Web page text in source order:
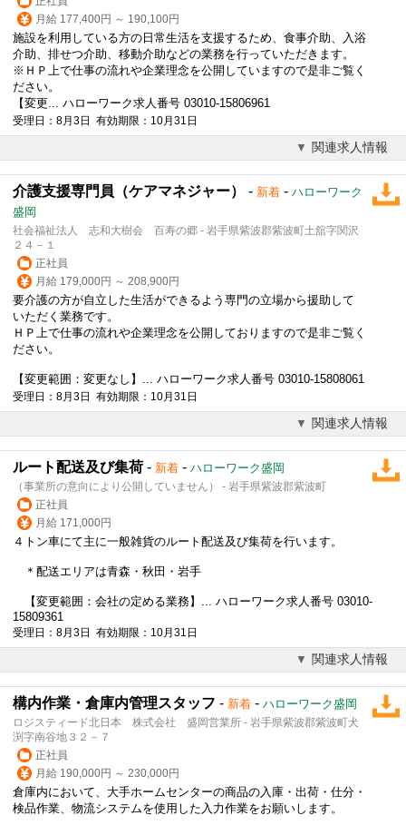
月給 177,400円 ～ 190,100円
施設を利用している方の日常生活を支援するため、食事介助、入浴
介助、排せつ介助、移動介助などの業務を行っていただきます。
※ＨＰ上で仕事の流れや企業理念を公開していますので是非ご覧く
ださい。
【変更... ハローワーク求人番号 03010-15806961
受理日：8月3日 有効期限：10月31日
関連求人情報
介護支援専門員（ケアマネジャー） - 新着 - ハローワーク
盛岡
社会福祉法人 志和大樹会 百寿の郷 - 岩手県紫波郡紫波町土舘字関沢
２４－１
正社員
月給 179,000円 ～ 208,900円
要介護の方が自立した生活ができるよう専門の立場から援助して
いただく業務です。
ＨＰ上で仕事の流れや企業理念を公開しておりますので是非ご覧く
ださい。
【変更範囲：変更なし】... ハローワーク求人番号 03010-15808061
受理日：8月3日 有効期限：10月31日
関連求人情報
ルート配送及び集荷 - 新着 - ハローワーク盛岡
（事業所の意向により公開していません） - 岩手県紫波郡紫波町
正社員
月給 171,000円
４トン車にて主に一般雑貨のルート配送及び集荷を行います。
＊配送エリアは青森・秋田・岩手
【変更範囲：会社の定める業務】... ハローワーク求人番号 03010-
15809361
受理日：8月3日 有効期限：10月31日
関連求人情報
構内作業・倉庫内管理スタッフ - 新着 - ハローワーク盛岡
ロジスティード北日本 株式会社 盛岡営業所 - 岩手県紫波郡紫波町犬
渕字南谷地３２－７
正社員
月給 190,000円 ～ 230,000円
倉庫内において、大手ホームセンターの商品の入庫・出荷・仕分・
検品作業、物流システムを使用した入力作業をお願いします。